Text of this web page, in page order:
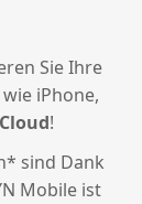
Sie Ihre
iPhone,
!
sind Dank
Mobile ist